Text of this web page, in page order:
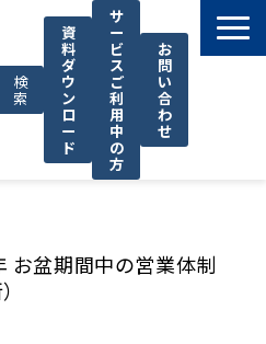
検
索
資
料
ダ
ウ
ン
ロ
ー
ド
サ
ー
ビ
ス
ご
利
用
中
の
方
お
問
い
合
わ
せ
立ち情報
お盆期間中の営業体制